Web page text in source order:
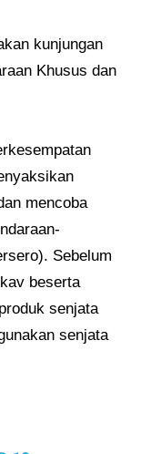
kunjungan
Khusus dan
mencoba
Sebelum
beserta
senjata
senjata